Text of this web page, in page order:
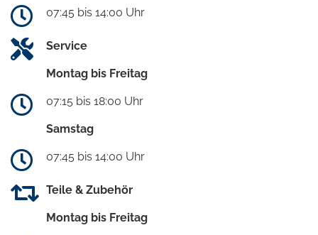
07:45 bis 14:00 Uhr
Service
Montag bis Freitag
07:15 bis 18:00 Uhr
Samstag
07:45 bis 14:00 Uhr
Teile & Zubehör
Montag bis Freitag